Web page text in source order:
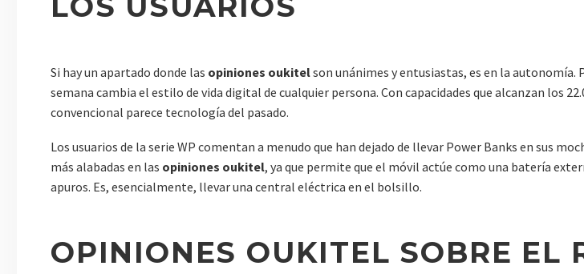
Si hay un apartado donde las opiniones oukitelson unánimes y entusiastas, es en la autonomía.
semana cambia el estilo de vida digital de cualquier persona. Con capacidades que alcanzan los
convencional parece tecnología del pasado.
Los usuarios de la serie WP comentan a menudo que han dejado de llevar Power Banks en sus
más alabadas en las opiniones oukitel, ya que permite que el móvil actúe como una batería
apuros. Es, esencialmente, llevar una central eléctrica en el bolsillo.
OPINIONES OUKITEL SOBRE EL